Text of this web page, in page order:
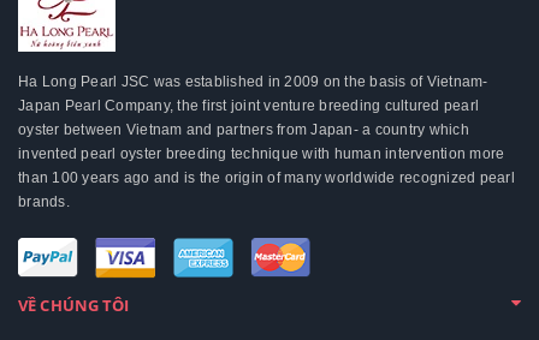
Ha Long Pearl JSC was established in 2009 on the basis of Vietnam-
Japan Pearl Company, the first joint venture breeding cultured pearl
oyster between Vietnam and partners from Japan- a country which
invented pearl oyster breeding technique with human intervention more
than 100 years ago and is the origin of many worldwide recognized pearl
brands.
VỀ CHÚNG TÔI